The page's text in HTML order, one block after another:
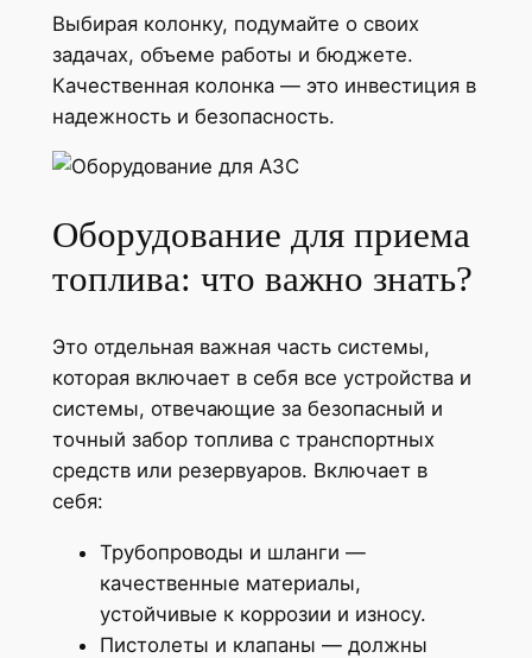
Выбирая колонку, подумайте о своих
задачах, объеме работы и бюджете.
Качественная колонка — это инвестиция в
надежность и безопасность.
Оборудование для приема
топлива: что важно знать?
Это отдельная важная часть системы,
которая включает в себя все устройства и
системы, отвечающие за безопасный и
точный забор топлива с транспортных
средств или резервуаров. Включает в
себя:
Трубопроводы и шланги —
качественные материалы,
устойчивые к коррозии и износу.
Пистолеты и клапаны — должны